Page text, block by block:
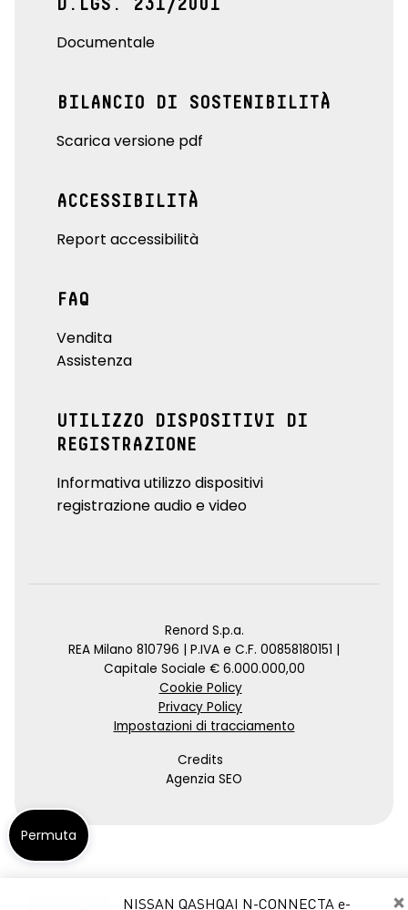
×
NISSAN QASHQAI N-CONNECTA e-
D.LGS. 231/2001
Documentale
BILANCIO DI SOSTENIBILITÀ
Scarica versione pdf
ACCESSIBILITÀ
Report accessibilità
FAQ
Vendita
Assistenza
UTILIZZO DISPOSITIVI DI
REGISTRAZIONE
Informativa utilizzo dispositivi
registrazione audio e video
Renord S.p.a.
REA Milano 810796 | P.IVA e C.F. 00858180151 |
Capitale Sociale € 6.000.000,00
Cookie Policy
Privacy Policy
Impostazioni di tracciamento
Credits
Agenzia SEO
Permuta